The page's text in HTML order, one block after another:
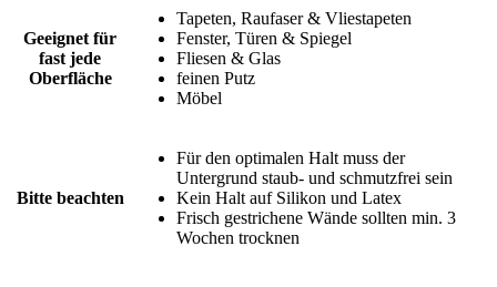
Geeignet für
fast jede
Oberfläche
Tapeten, Raufaser & Vliestapeten
Fenster, Türen & Spiegel
Fliesen & Glas
feinen Putz
Möbel
Bitte beachten
Für den optimalen Halt muss der
Untergrund staub- und schmutzfrei sein
Kein Halt auf Silikon und Latex
Frisch gestrichene Wände sollten min. 3
Wochen trocknen